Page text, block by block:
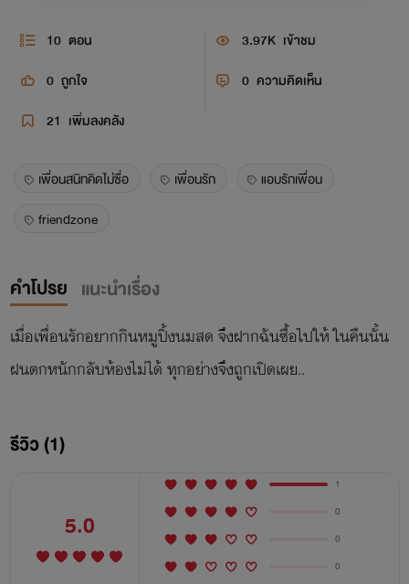
10 ตอน 3.97K เข้าชม
0 ถูกใจ 0 ความคิดเห็น
21 เพิ่มลงคลัง
เพื่อนสนิทคิดไม่ซื่อ เพื่อนรัก
แอบรักเพื่อน
friendzone
คำโปรย แนะนำเรื่อง
เมื่อเพื่อนรักอยากกินหมูปิ้งนมสด จึงฝากฉันซื้อไปให้ ในคืนนั้น
ฝนตกหนักกลับห้องไม่ได้ ทุกอย่างจึงถูกเปิดเผย..
รีวิว (1)
5.0
1
0
0
0